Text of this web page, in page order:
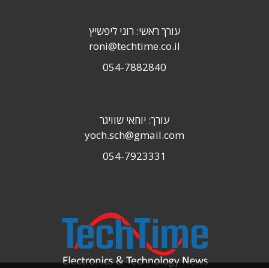
עורך ראשי: רוני ליפשיץ
roni@techtime.co.il
054-7882840
עורך: יוחאי שוויגר
yoch.sch@gmail.com
054-7923331